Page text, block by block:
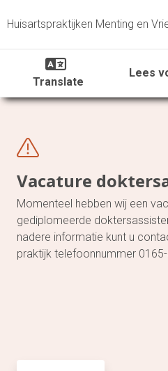
Huisartspraktijken Menting en
Translate
Lees
Vacature
Momenteel hebben wij een
gediplomeerde
nadere informatie kunt u
praktijk telefoonnummer